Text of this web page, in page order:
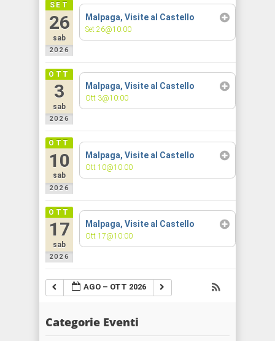
SET
26
sab
2026
Malpaga, Visite al Castello
Set 26@10:00
OTT
3
sab
2026
Malpaga, Visite al Castello
Ott 3@10:00
OTT
10
sab
2026
Malpaga, Visite al Castello
Ott 10@10:00
OTT
17
sab
2026
Malpaga, Visite al Castello
Ott 17@10:00
AGO – OTT 2026
Categorie Eventi